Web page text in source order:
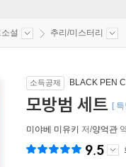
설 추리/미스터리
소득공제 BLACK PEN
모방범 세트 [
미야베 미유키 저/양억관 역
9.5